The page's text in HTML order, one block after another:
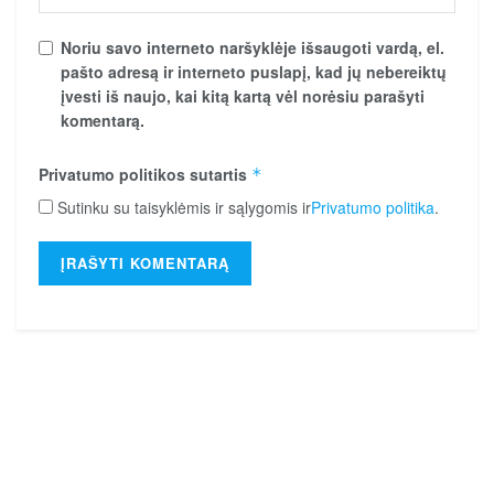
Noriu savo interneto naršyklėje išsaugoti vardą, el.
pašto adresą ir interneto puslapį, kad jų nebereiktų
įvesti iš naujo, kai kitą kartą vėl norėsiu parašyti
komentarą.
Privatumo politikos sutartis *
Sutinku su taisyklėmis ir sąlygomis irPrivatumo politika.